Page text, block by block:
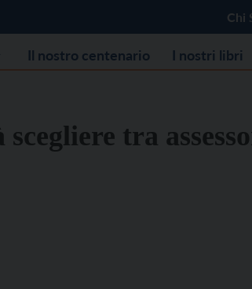
Chi
Il nostro centenario I nostri libri
tra